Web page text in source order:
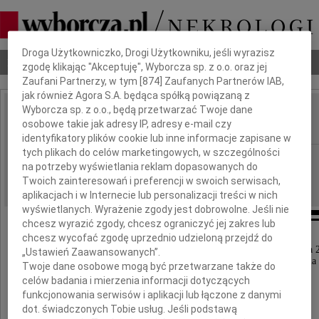
Nekrologi Odeszli Poradnik pogrzebowy
IMIĘ I NAZWISKO: Krystyna Miączyńska
REGION: Kraków
DATA EMISJI: 30.08.2021
Z głębokim żalem zawiadamiamy, że w dniu 24 sierpnia
zmarła nasza kochana Mama, Teściowa, Babcia
Dbamy o Twoją prywatność
Droga Użytkowniczko, Drogi Użytkowniku, jeśli wyrazisz
zgodę klikając "Akceptuję", Wyborcza sp. z o.o. oraz jej
Zaufani Partnerzy, w tym [874 ] Zaufanych Partnerów IAB,
jak również Agora S.A. będąca spółką powiązaną z
Wyborcza sp. z o.o., będą przetwarzać Twoje dane
osobowe takie jak adresy IP, adresy e-mail czy
identyfikatory plików cookie lub inne informacje zapisane w
tych plikach do celów marketingowych, w szczególności
na potrzeby wyświetlania reklam dopasowanych do
Twoich zainteresowań i preferencji w swoich serwisach,
aplikacjach i w Internecie lub personalizacji treści w nich
wyświetlanych. Wyrażenie zgody jest dobrowolne. Jeśli nie
chcesz wyrazić zgody, chcesz ograniczyć jej zakres lub
chcesz wycofać zgodę uprzednio udzieloną przejdź do
„Ustawień Zaawansowanych”.
Twoje dane osobowe mogą być przetwarzane także do
celów badania i mierzenia informacji dotyczących
funkcjonowania serwisów i aplikacji lub łączone z danymi
dot. świadczonych Tobie usług. Jeśli podstawą